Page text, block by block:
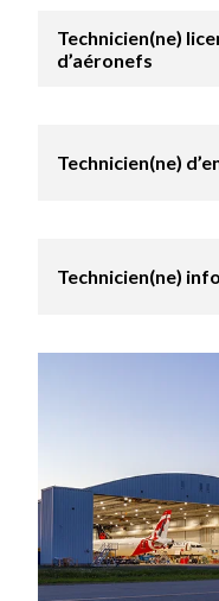
Technicien(ne)
d’aéronefs
Technicien(ne)
Technicien(ne)